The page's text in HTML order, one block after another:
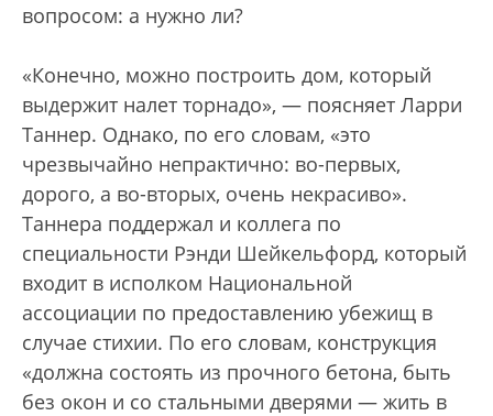
вопросом: а нужно ли?
«Конечно, можно построить дом, который
выдержит налет торнадо», — поясняет Ларри
Таннер. Однако, по его словам, «это
чрезвычайно непрактично: во-первых,
дорого, а во-вторых, очень некрасиво».
Таннера поддержал и коллега по
специальности Рэнди Шейкельфорд, который
входит в исполком Национальной
ассоциации по предоставлению убежищ в
случае стихии. По его словам, конструкция
«должна состоять из прочного бетона, быть
без окон и со стальными дверями — жить в